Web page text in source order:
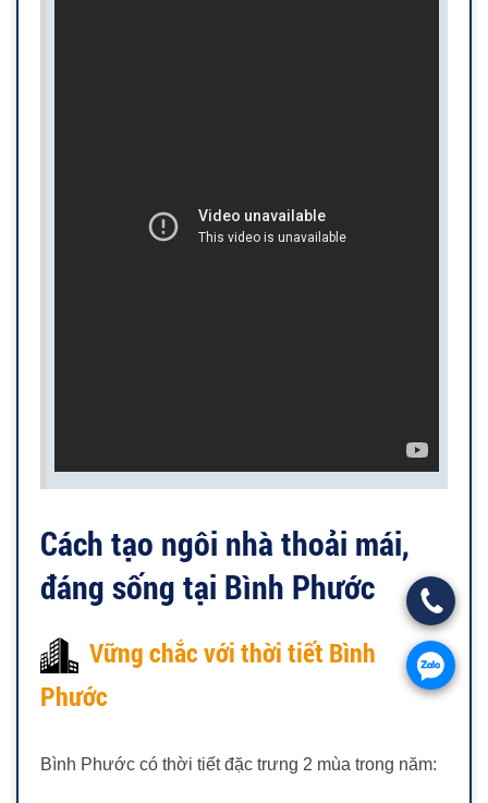
Cách tạo ngôi nhà thoải mái,
đáng sống tại Bình Phước
Vững chắc với thời tiết Bình
Phước
Bình Phước có thời tiết đặc trưng 2 mùa trong năm: